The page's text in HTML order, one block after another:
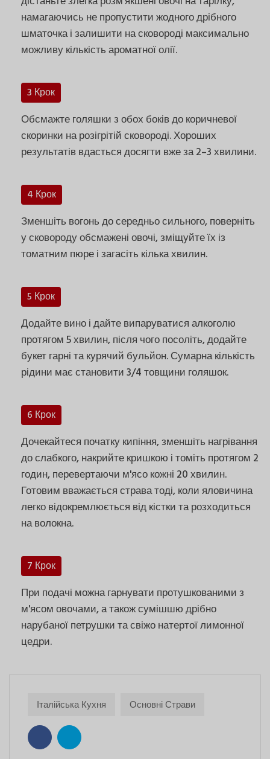
намагаючись не пропустити жодного дрібного
шматочка і залишити на сковороді максимально
можливу кількість ароматної олії.
3 Крок
Обсмажте голяшки з обох боків до коричневої
скоринки на розігрітій сковороді. Хороших
результатів вдасться досягти вже за 2–3 хвилини.
4 Крок
Зменшіть вогонь до середньо сильного, поверніть
у сковороду обсмажені овочі, зміщуйте їх із
томатним пюре і загасіть кілька хвилин.
5 Крок
Додайте вино і дайте випаруватися алкоголю
протягом 5 хвилин, після чого посоліть, додайте
букет гарні та курячий бульйон. Сумарна кількість
рідини має становити 3/4 товщини голяшок.
6 Крок
Дочекайтеся початку кипіння, зменшіть нагрівання
до слабкого, накрийте кришкою і томіть протягом 2
годин, перевертаючи м'ясо кожні 20 хвилин.
Готовим вважається страва тоді, коли яловичина
легко відокремлюється від кістки та розходиться
на волокна.
7 Крок
При подачі можна гарнувати протушкованими з
м'ясом овочами, а також сумішшю дрібно
нарубаної петрушки та свіжо натертої лимонної
цедри.
Італійська Кухня Основні Страви